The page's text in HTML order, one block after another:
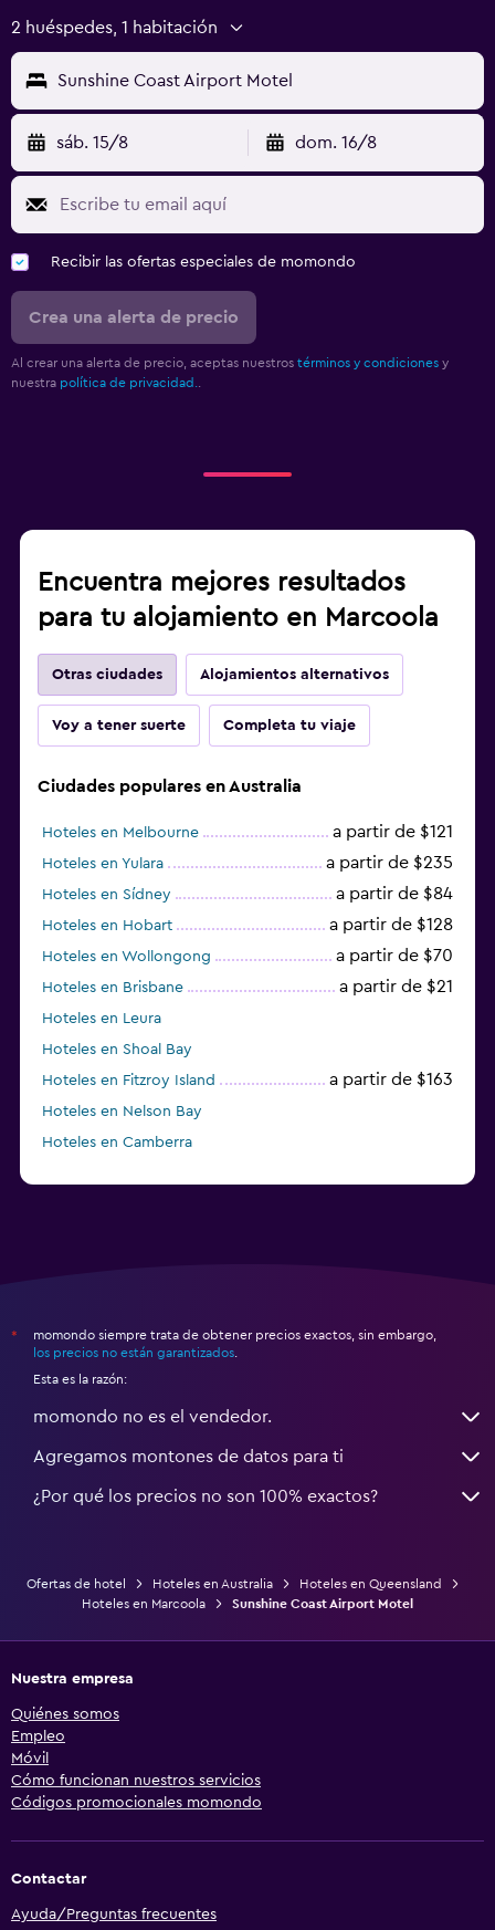
2 huéspedes, 1 habitación
Sunshine Coast Airport Motel
sáb. 15/8 dom. 16/8
Recibir las ofertas especiales de momondo
Crea una alerta de precio
Al crear una alerta de precio, aceptas nuestros términos y condiciones y
nuestra política de privacidad.
Encuentra mejores resultados
para tu alojamiento en Marcoola
Otras ciudades Alojamientos alternativos
Voy a tener suerte Completa tu viaje
Ciudades populares en Australia
Hoteles en Melbourne a partir de $121
Hoteles en Yulara a partir de $235
Hoteles en Sídney a partir de $84
Hoteles en Hobart a partir de $128
Hoteles en Wollongong a partir de $70
Hoteles en Brisbane a partir de $21
Hoteles en Leura
Hoteles en Shoal Bay
Hoteles en Fitzroy Island
a partir de $163
Hoteles en Nelson Bay
Hoteles en Camberra
*
momondo siempre trata de obtener precios exactos, sin embargo,
los precios no están garantizados
Esta es la razón:
momondo no es el vendedor.
Agregamos montones de datos para ti
¿Por qué los precios no son 100% exactos?
Ofertas de hotel Hoteles en Australia
Hoteles en Queensland
Hoteles en Marcoola
Sunshine Coast Airport Motel
Nuestra empresa
Quiénes somos
Empleo
Móvil
Cómo funcionan nuestros servicios
Códigos promocionales momondo
Contactar
Ayuda/Preguntas frecuentes